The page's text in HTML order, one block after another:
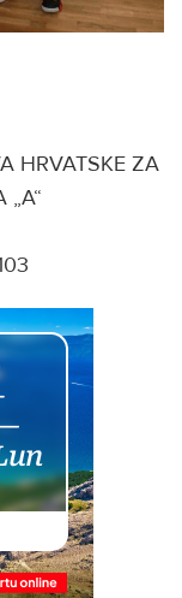
HRVATSKE ZA
„A“